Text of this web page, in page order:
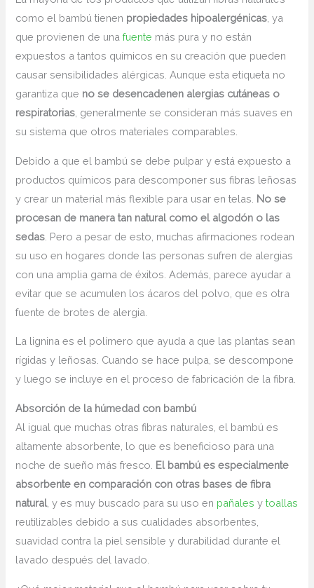
como el bambú tienen propiedades hipoalergénicas , ya
que provienen de unafuente más pura y no están
expuestos a tantos químicos en su creación que pueden
causar sensibilidades alérgicas. Aunque esta etiqueta no
garantiza que no se desencadenen alergias cutáneas o
respiratorias , generalmente se consideran más suaves en
su sistema que otros materiales comparables.
Debido a que el bambú se debe pulpar y está expuesto a
productos químicos para descomponer sus fibras leñosas
y crear un material más flexible para usar en telas. No se
procesan de manera tan natural como el algodón o las
sedas . Pero a pesar de esto, muchas afirmaciones rodean
su uso en hogares donde las personas sufren de alergias
con una amplia gama de éxitos. Además, parece ayudar a
evitar que se acumulen los ácaros del polvo, que es otra
fuente de brotes de alergia.
La lignina es el polímero que ayuda a que las plantas sean
rígidas y leñosas. Cuando se hace pulpa, se descompone
y luego se incluye en el proceso de fabricación de la fibra.
Absorción de la húmedad con bambú
Al igual que muchas otras fibras naturales, el bambú es
altamente absorbente, lo que es beneficioso para una
noche de sueño más fresco. El bambú es especialmente
absorbente en comparación con otras bases de fibra
natural, y es muy buscado para su uso en pañales ytoallas
reutilizables debido a sus cualidades absorbentes,
suavidad contra la piel sensible y durabilidad durante el
lavado después del lavado.